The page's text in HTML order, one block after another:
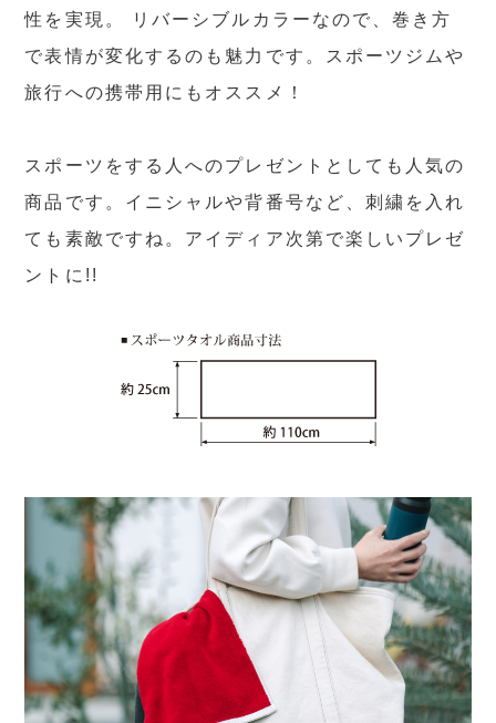
性を実現。 リバーシブルカラーなので、巻き方
で表情が変化するのも魅力です。スポーツジムや
旅行への携帯用にもオススメ！
スポーツをする人へのプレゼントとしても人気の
商品です。イニシャルや背番号など、刺繍を入れ
ても素敵ですね。アイディア次第で楽しいプレゼ
ントに!!